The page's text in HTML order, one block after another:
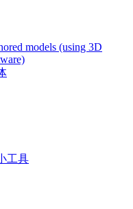
models (using 3D
工具